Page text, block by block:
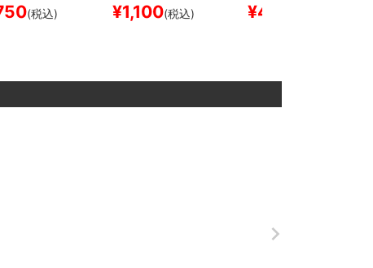
(税込) ¥1,100(税込) ¥4,400